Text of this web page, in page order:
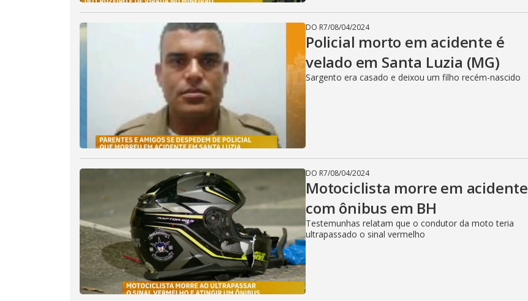
DO R7/08/04/2024
Policial morto em acidente é
velado em Santa Luzia (MG)
Sargento era casado e deixou um filho recém-nascido
DO R7/08/04/2024
Motociclista morre em acidente
com ônibus em BH
Testemunhas relatam que o condutor da moto teria
ultrapassado o sinal vermelho